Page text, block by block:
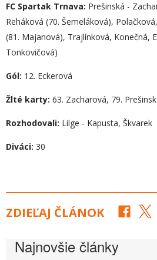
FC Spartak Trnava: Prešinská -
Reháková (70. Šemeláková),
(81. Majanová), Trajlínková, Konečná,
Tonkovičová)
Gól: 12. Eckerová
Žlté karty: 63. Zacharová, 79.
Rozhodovali: Lilge - Kapusta, Škvarek
Diváci: 30
ZDIEĽAJ ČLÁNOK
Najnovšie články